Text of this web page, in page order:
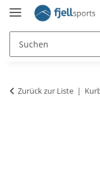
Zurück zur Liste